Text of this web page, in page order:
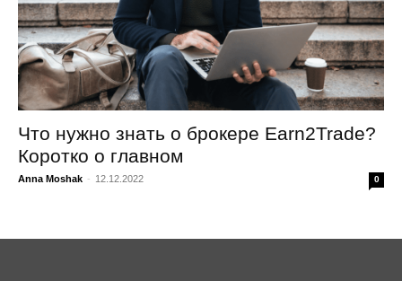
Что нужно знать о брокере Earn2Trade?
Коротко о главном
Anna Moshak - 12.12.2022 0